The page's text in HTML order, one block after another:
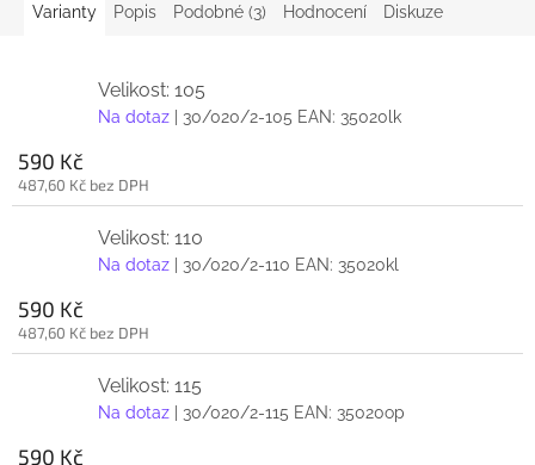
Varianty Popis Podobné (3) Hodnocení Diskuze
Velikost: 105
Na dotaz | 30/020/2-105 EAN: 35020lk
590 Kč
487,60 Kč bez DPH
Velikost: 110
Na dotaz | 30/020/2-110 EAN: 35020kl
590 Kč
487,60 Kč bez DPH
Velikost: 115
Na dotaz | 30/020/2-115 EAN: 35020op
590 Kč